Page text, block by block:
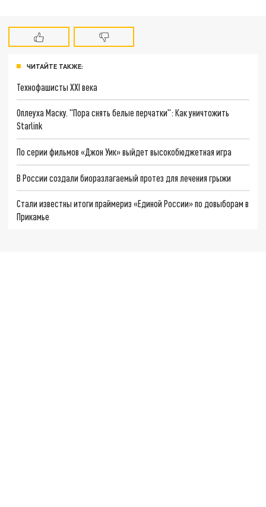
ЧИТАЙТЕ ТАКЖЕ:
Технофашисты XXI века
Оплеуха Маску. "Пора снять белые перчатки": Как уничтожить
Starlink
По серии фильмов «Джон Уик» выйдет высокобюджетная игра
В России создали биоразлагаемый протез для лечения грыжи
Стали известны итоги праймериз «Единой России» по довыборам в
Прикамье